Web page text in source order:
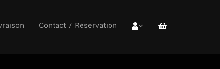
Contact / Réservation